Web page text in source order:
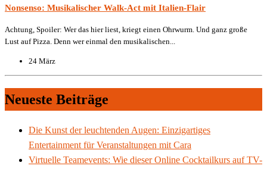
Nonsenso: Musikalischer Walk-Act mit Italien-Flair
Achtung, Spoiler: Wer das hier liest, kriegt einen Ohrwurm. Und ganz große
Lust auf Pizza. Denn wer einmal den musikalischen...
24 März
Neueste Beiträge
Die Kunst der leuchtenden Augen: Einzigartiges
Entertainment für Veranstaltungen mit Cara
Virtuelle Teamevents: Wie dieser Online Cocktailkurs auf TV-